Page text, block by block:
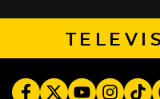
FacebookTwitterYoutube